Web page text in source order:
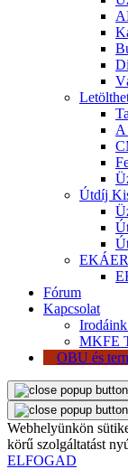
A
Útdíj
EKÁER
Fórum
Kapcsolat
Irodáink
MKFE
OBU és
Webhelyünkön
körű szolgáltatást
ELFOGAD